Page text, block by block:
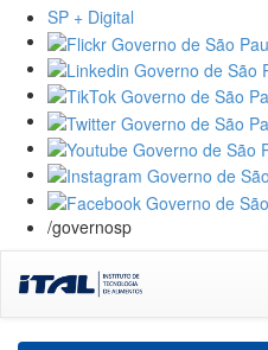
SP + Digital
/governosp
navigation